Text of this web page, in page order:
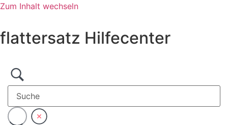
Zum Inhalt wechseln
flattersatz Hilfecenter